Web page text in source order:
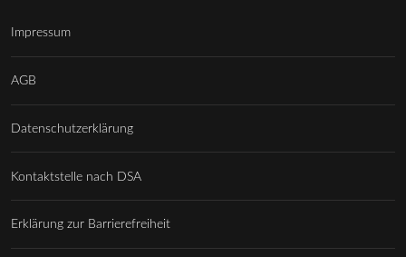
Impressum
AGB
Datenschutzerklärung
Kontaktstelle nach DSA
Erklärung zur Barrierefreiheit